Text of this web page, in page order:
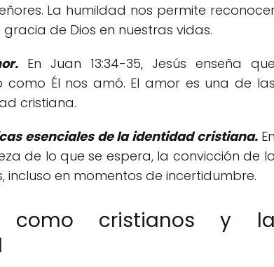
La humildad nos permite
de Dios en nuestras vidas.
En Juan 13:34-35, Jesús enseña que
Él nos amó. El amor es una de las
cristiana.
esenciales de la identidad cristiana. En
de lo que se espera, la convicción de lo
incluso en momentos de incertidumbre.
como cristianos y la